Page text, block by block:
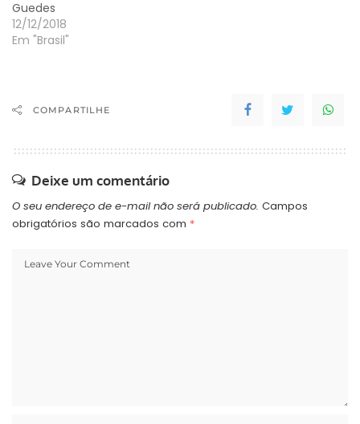
Guedes
12/12/2018
Em "Brasil"
COMPARTILHE
Deixe um comentário
O seu endereço de e-mail não será publicado. Campos
obrigatórios são marcados com *